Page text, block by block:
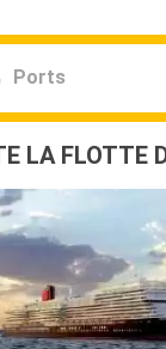
Ports
LA FLOTTE